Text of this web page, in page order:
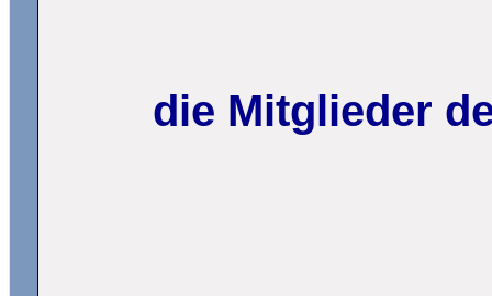
die Mitglieder